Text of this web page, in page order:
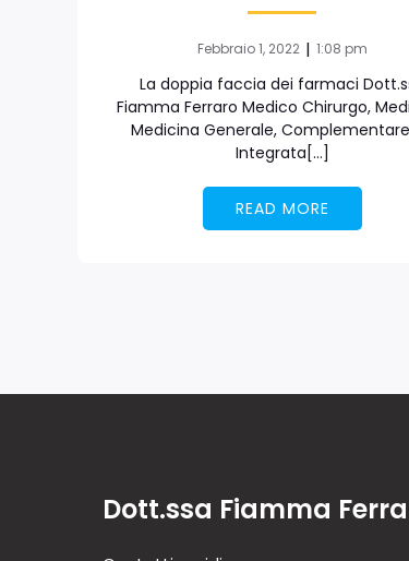
Febbraio 1, 2022 | 1:08 pm
La doppia faccia dei farmaci
Fiamma Ferraro Medico Chirurgo,
Medicina Generale,
Integrata[…]
READ MORE
Dott.ssa Fiamma